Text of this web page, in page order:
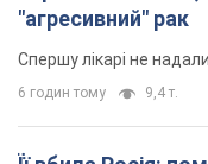
Того дня під час
Чому в СРСР